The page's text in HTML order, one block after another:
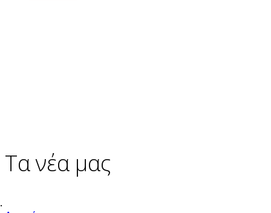
Τα νέα μας